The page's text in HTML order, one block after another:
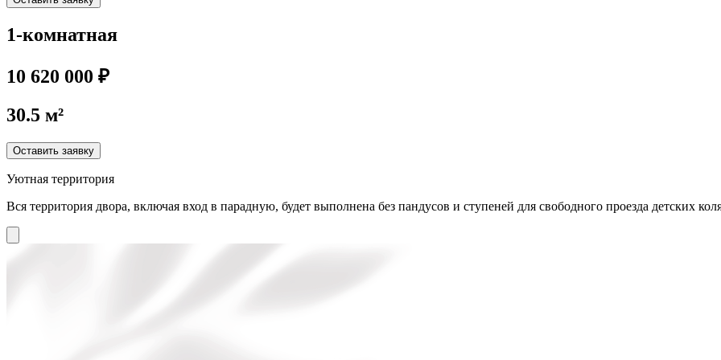
1-комнатная
10 620 000 ₽
30.5 м²
Оставить заявку
Уютная территория
Вся территория двора, включая вход в парадную, будет выполнена без пандусов и ступеней для свободного проезда детских